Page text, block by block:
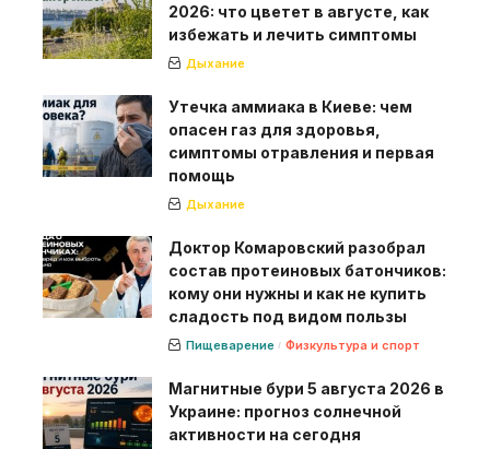
2026: что цветет в августе, как
избежать и лечить симптомы
Дыхание
Утечка аммиака в Киеве: чем
опасен газ для здоровья,
симптомы отравления и первая
помощь
Дыхание
Доктор Комаровский разобрал
состав протеиновых батончиков:
кому они нужны и как не купить
сладость под видом пользы
Пищеварение Физкультура и спорт
Магнитные бури 5 августа 2026 в
Украине: прогноз солнечной
активности на сегодня